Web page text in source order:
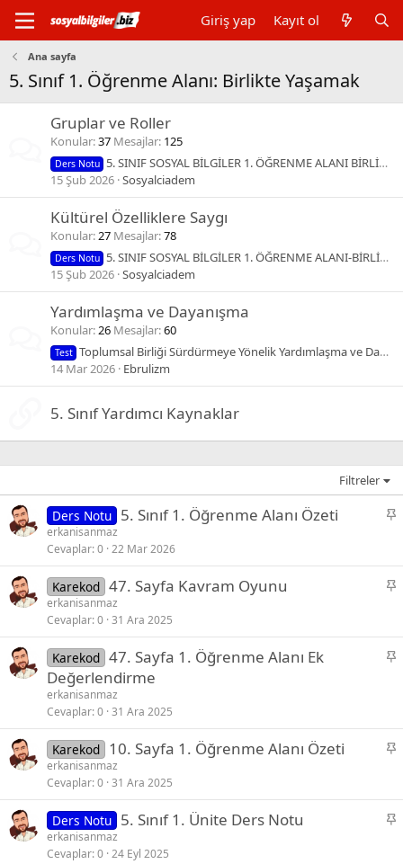
Giriş yap Kayıt ol
Ana sayfa
5. Sınıf 1. Öğrenme Alanı: Birlikte Yaşamak
Gruplar ve Roller
Konular 37 Mesajlar 125
Ders Notu 5. SINIF SOSYAL BİLGİLER 1. ÖĞRENME ALANI BİRLİKTE YAŞAMAK GRUPLAR VE ROLLERİMİZ
15 Şub 2026 Sosyalciadem
Kültürel Özelliklere Saygı
Konular 27 Mesajlar 78
Ders Notu 5. SINIF SOSYAL BİLGİLER 1. ÖĞRENME ALANI-BİRLİKTE YAŞAMAK-KÜLTÜREL ZENGİNLİKLERİN BİRLİKTE YAŞAMAYA KATKISI
15 Şub 2026 Sosyalciadem
Yardımlaşma ve Dayanışma
Konular 26 Mesajlar 60
Test Toplumsal Birliği Sürdürmeye Yönelik Yardımlaşma ve Dayanışma Deneme Sınavı Soruları
14 Mar 2026 Ebrulizm
5. Sınıf Yardımcı Kaynaklar
Filtreler
S
i
t
Ders Notu 5. Sınıf 1. Öğrenme Alanı Özeti
erkanisanmaz
Cevaplar 0 22 Mar 2026
S
i
t
Karekod 47. Sayfa Kavram Oyunu
erkanisanmaz
Cevaplar 0 31 Ara 2025
S
t
Karekod 47. Sayfa 1. Öğrenme Alanı Ek
Değerlendirme
erkanisanmaz
Cevaplar 0 31 Ara 2025
S
i
t
Karekod 10. Sayfa 1. Öğrenme Alanı Özeti
erkanisanmaz
Cevaplar 0 31 Ara 2025
S
Ders Notu 5. Sınıf 1. Ünite Ders Notu
erkanisanmaz
Cevaplar 0 24 Eyl 2025